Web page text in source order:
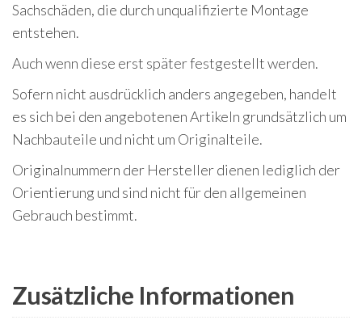
Sachschäden, die durch unqualifizierte Montage
entstehen.
Auch wenn diese erst später festgestellt werden.
Sofern nicht ausdrücklich anders angegeben, handelt
es sich bei den angebotenen Artikeln grundsätzlich um
Nachbauteile und nicht um Originalteile.
Originalnummern der Hersteller dienen lediglich der
Orientierung und sind nicht für den allgemeinen
Gebrauch bestimmt.
Zusätzliche Informationen